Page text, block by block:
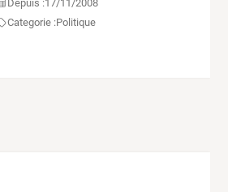
Depuis :17/11/2008
Categorie :Politique